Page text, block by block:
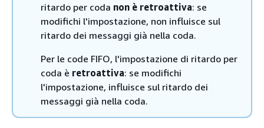
ritardo per coda non è retroattiva: se
modifichi l'impostazione, non influisce sul
ritardo dei messaggi già nella coda.
Per le code FIFO, l'impostazione di ritardo per
coda è retroattiva: se modifichi
l'impostazione, influisce sul ritardo dei
messaggi già nella coda.